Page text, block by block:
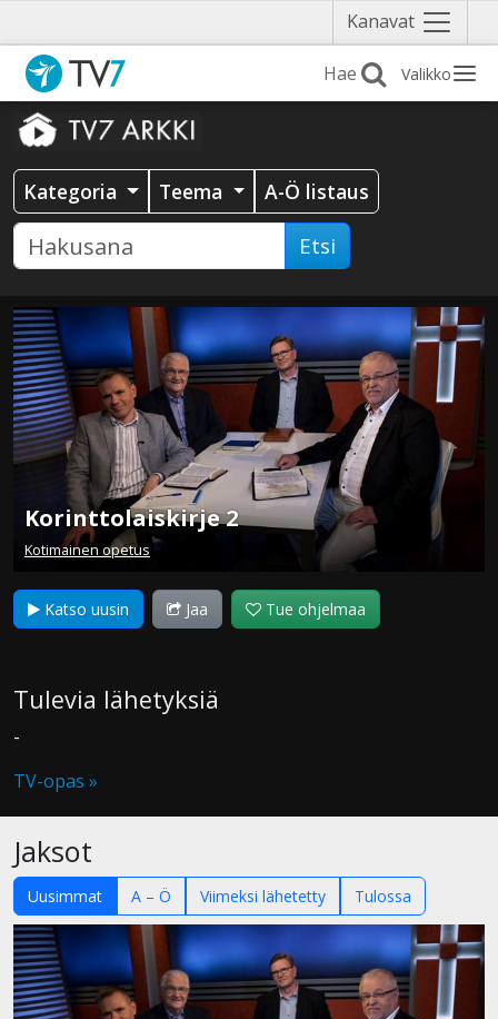
Kanavat Näytä
valikko
Valikko
Kategoria Teema A-Ö listaus
Etsi
Korinttolaiskirje 2
Kotimainen opetus
Katso uusin Jaa Tue ohjelmaa
Tulevia lähetyksiä
-
TV-opas »
Jaksot
Uusimmat A – Ö Viimeksi lähetetty Tulossa